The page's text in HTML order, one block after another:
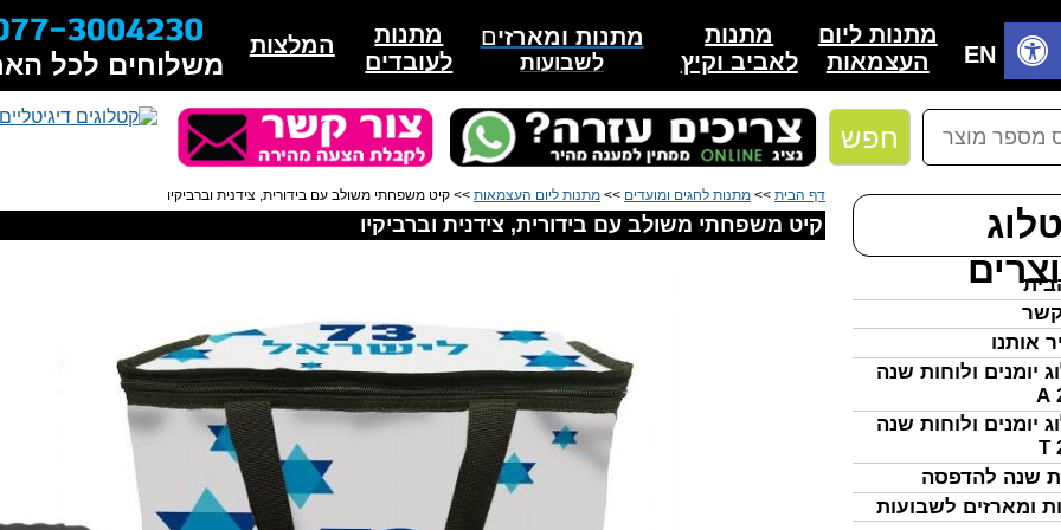
חפש
אותנו
יומנים ולוחות שנה
יומנים ולוחות שנה
שנה להדפסה
ומארזים לשבועות
EN
מתנות
לאביב וקיץ
המלצות
מתנות
לעובדים
מתנות ומארזים
לשבועות
מתנות ליום
העצמאות
משלוחים לכל
דף הבית >> מתנות לחגים ומועדים >> מתנות ליום העצמאות >> קיט משפחתי משולב עם בידורית, צידנית וברביקיו
קיט משפחתי משולב עם בידורית, צידנית וברביקיו